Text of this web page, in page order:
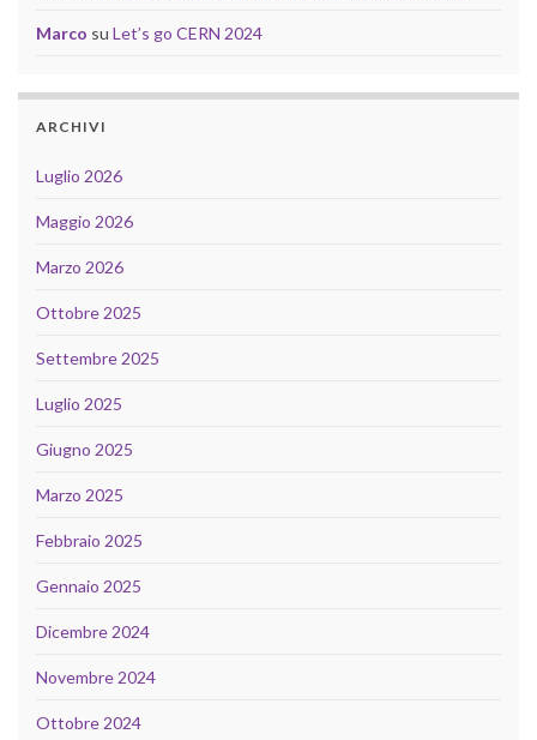
Marco su Let’s go CERN 2024
ARCHIVI
Luglio 2026
Maggio 2026
Marzo 2026
Ottobre 2025
Settembre 2025
Luglio 2025
Giugno 2025
Marzo 2025
Febbraio 2025
Gennaio 2025
Dicembre 2024
Novembre 2024
Ottobre 2024